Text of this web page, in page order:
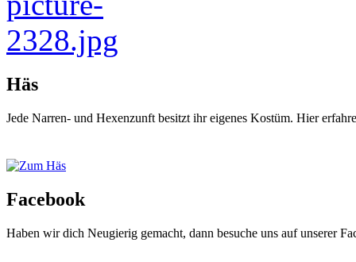
Häs
Jede Narren- und Hexenzunft besitzt ihr eigenes Kostüm. Hier
Facebook
Haben wir dich Neugierig gemacht, dann besuche uns auf unserer